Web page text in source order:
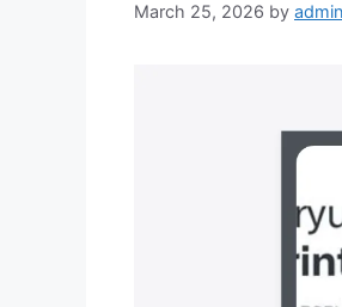
March 25, 2026 by admin